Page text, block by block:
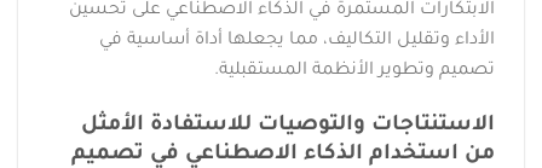
الابتكارات المستمرة في الذكاء الاصطناعي على تحسين
الأداء وتقليل التكاليف، مما يجعلها أداة أساسية في
تصميم وتطوير الأنظمة المستقبلية.
الاستنتاجات والتوصيات للاستفادة الأمثل
من استخدام الذكاء الاصطناعي في تصميم